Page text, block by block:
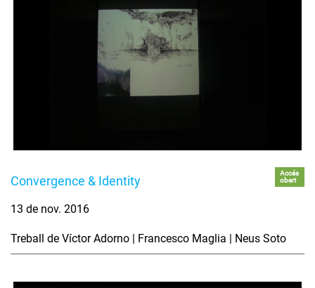
Convergence & Identity
Accés
obert
13 de nov. 2016
Treball de Víctor Adorno | Francesco Maglia | Neus Soto